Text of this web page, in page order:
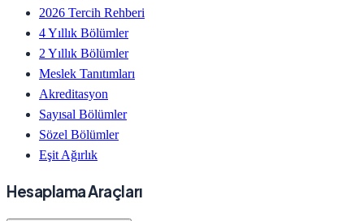
2026 Tercih Rehberi
4 Yıllık Bölümler
2 Yıllık Bölümler
Meslek Tanıtımları
Akreditasyon
Sayısal Bölümler
Sözel Bölümler
Eşit Ağırlık
Hesaplama Araçları